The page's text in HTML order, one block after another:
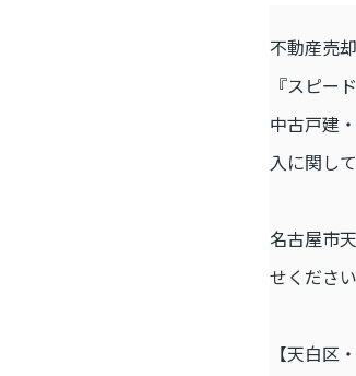
不動産売
『スピー
中古戸建
入に関し
名古屋市
せください
【天白